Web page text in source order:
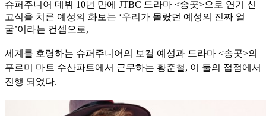
슈퍼주니어 데뷔 10년 만에 JTBC 드라마 <송곳>으로 연기 신
고식을 치른 예성의 화보는 ‘우리가 몰랐던 예성의 진짜 얼
굴’이라는 컨셉으로,
세계를 호령하는 슈퍼주니어의 보컬 예성과 드라마 <송곳>의
푸르미 마트 수산파트에서 근무하는 황준철, 이 둘의 접점에서
진행 되었다.